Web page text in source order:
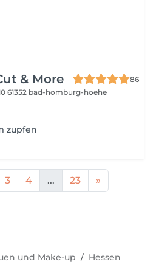
& More
86
61352 bad-homburg-hoehe
zupfen
3 4 ... 23 »
und Make-up
Hessen